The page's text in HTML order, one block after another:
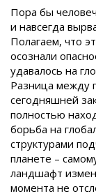
Пора бы
и навсегда
Полагаем, что
осознали
удавалось на
Разница между
сегодняшней
полностью
борьба на
структурами
планете –
ландшафт
момента не